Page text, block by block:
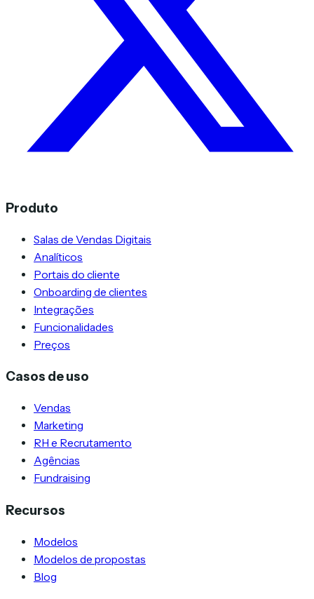
Produto
Salas de Vendas Digitais
Analíticos
Portais do cliente
Onboarding de clientes
Integrações
Funcionalidades
Preços
Casos de uso
Vendas
Marketing
RH e Recrutamento
Agências
Fundraising
Recursos
Modelos
Modelos de propostas
Blog